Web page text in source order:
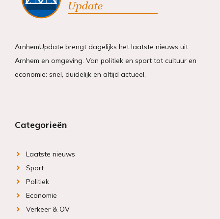
ArnhemUpdate brengt dagelijks het laatste nieuws uit
Arnhem en omgeving. Van politiek en sport tot cultuur en
economie: snel, duidelijk en altijd actueel.
Categorieën
Laatste nieuws
Sport
Politiek
Economie
Verkeer & OV